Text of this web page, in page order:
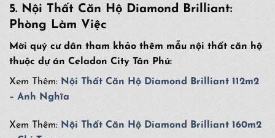
5. Nội Thất Căn Hộ Diamond Brilliant:
Phòng Làm Việc
Mời quý cư dân tham khảo thêm mẫu nội thất căn hộ
thuộc dự án Celadon City Tân Phú:
Xem Thêm: Nội Thất Căn Hộ Diamond Brilliant 112m2
– Anh Nghĩa
Xem Thêm: Nội Thất Căn Hộ Diamond Brilliant 160m2